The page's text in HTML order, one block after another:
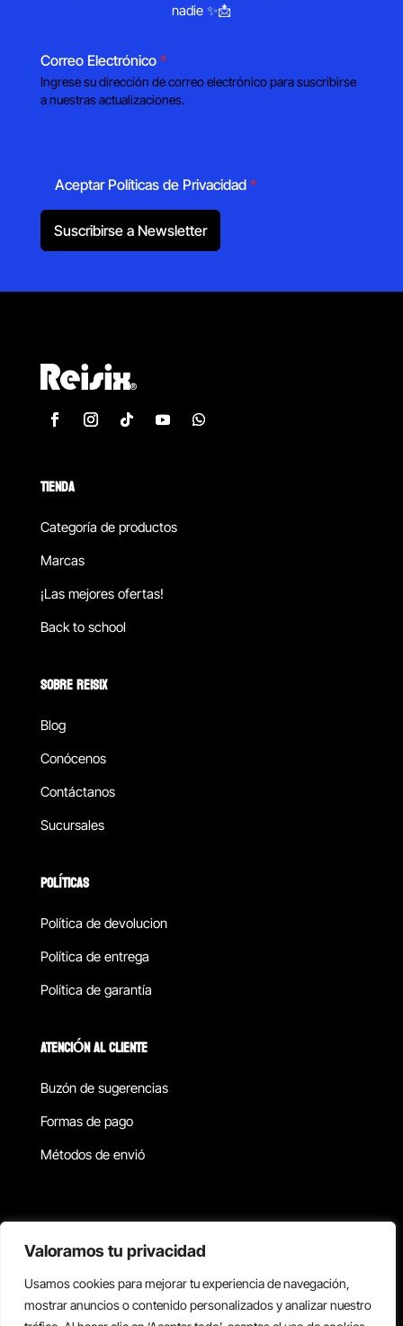
Valoramos tu privacidad
Usamos cookies para mejorar tu experiencia de navegación,
mostrar anuncios o contenido personalizados y analizar nuestro
nadie ✨📩
Correo Electrónico *
Ingrese su dirección de correo electrónico para suscribirse
a nuestras actualizaciones.
Aceptar Políticas de Privacidad *
Suscribirse a Newsletter
TIENDA
Categoría de productos
Marcas
¡Las mejores ofertas!
Back to school
SOBRE REISIX
Blog
Conócenos
Contáctanos
Sucursales
POLÍTICAS
Política de devolucion
Política de entrega
Política de garantía
ATENCIÓN AL CLIENTE
Buzón de sugerencias
Formas de pago
Métodos de envió
Copyright © 2026 Reisix. Todos los derechos reservados.